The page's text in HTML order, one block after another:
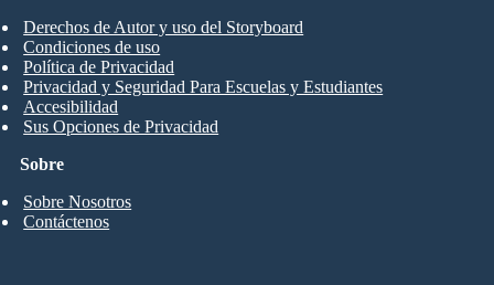
Sobre
Sobre Nosotros
Contáctenos
Derechos de Autor y uso del Storyboard
Condiciones de uso
Política de Privacidad
Privacidad y Seguridad Para Escuelas y Estudiantes
Accesibilidad
Sus Opciones de Privacidad